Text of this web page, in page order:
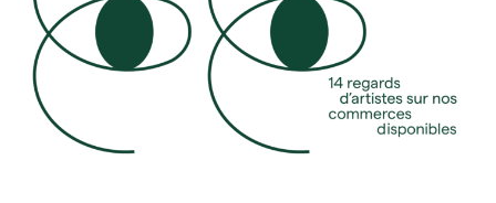
Ondernemen